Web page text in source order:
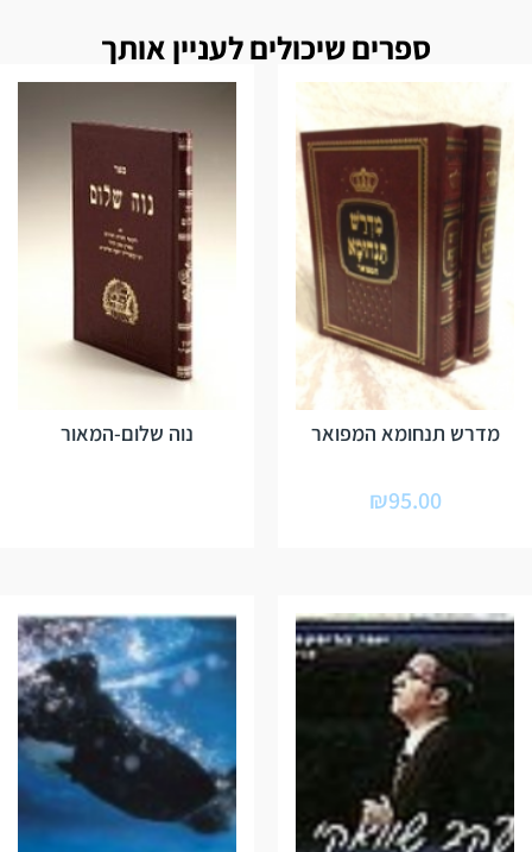
ספרים שיכולים לעניין אותך
מדרש תנחומא המפואר
₪95.00
נוה שלום-המאור